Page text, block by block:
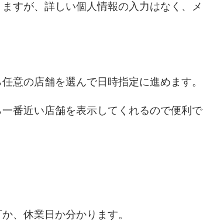
すが、詳しい個人情報の入力はなく、メ
任意の店舗を選んで日時指定に進めます。
番近い店舗を表示してくれるので便利で
、休業日か分かります。